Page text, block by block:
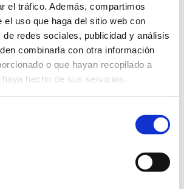
el tráfico. Además, compartimos
el uso que haga del sitio web con
de redes sociales, publicidad y análisis
combinarla con otra información
o que hayan recopilado a
hecho de sus servicios.
ESPECIAL
tu bono regalo al instante.